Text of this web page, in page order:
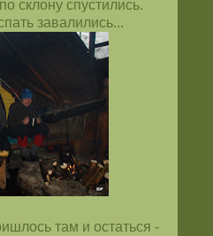
склону спустились.
завалились...
там и остаться -